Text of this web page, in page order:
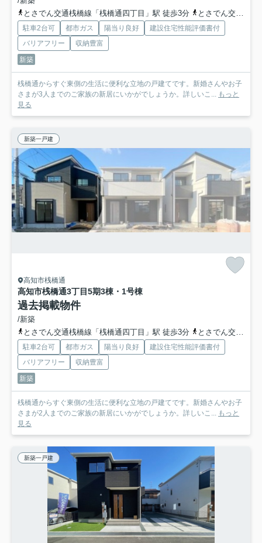
とさでん交通桟橋線「桟橋通四丁目」駅 徒歩3分
とさでん交通・高知東部交通「桟橋通三丁目」バス停下車 徒歩3分
駐車2台可 都市ガス 陽当り良好
建設住宅性能評価書付
バリアフリー
収納豊富
新築
桟橋通からすぐ東側の生活に便利な立地の戸建てです。新婚さんやお子
さまが3人までのご家族の新居にいかがでしょうか。詳しいこ...
もっと
見る
新築一戸建
高知市桟橋通
高知市桟橋通3丁目5期3棟・1号棟
過去掲載物件
/新築
とさでん交通桟橋線「桟橋通四丁目」駅 徒歩3分
とさでん交通・高知東部交通「桟橋通三丁目」バス停下車 徒歩3分
駐車2台可 都市ガス 陽当り良好
建設住宅性能評価書付
バリアフリー
収納豊富
新築
桟橋通からすぐ東側の生活に便利な立地の戸建てです。新婚さんやお子
さまが2人までのご家族の新居にいかがでしょうか。詳しいこ...
もっと
見る
新築一戸建